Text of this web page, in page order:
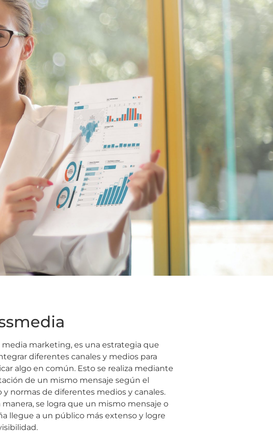
media marketing, es una estrategia que
diferentes canales y medios para
algo en común. Esto se realiza mediante
de un mismo mensaje según el
y normas de diferentes medios y canales.
manera, se logra que un mismo mensaje o
llegue a un público más extenso y logre